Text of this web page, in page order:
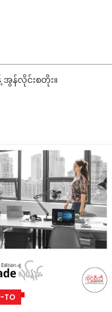
အွန်လိုင်းစတိုး။
TO